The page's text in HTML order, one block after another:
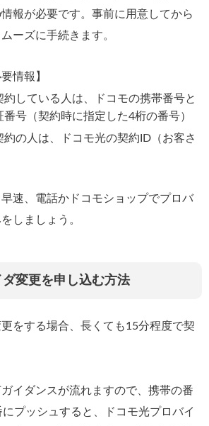
報が必要です。事前に用意してから
ーズに手続きます。
情報】
約している人は、ドコモの携帯番号と
号（契約時に指定した4桁の番号）
約の人は、ドコモ光の契約ID（お客さ
速、電話かドコモショップでプロバ
しましょう。
変更を申し込む方法
をする場合、長くても15分程度で契
イダンスが流れますので、携帯の番
プッシュすると、ドコモ光プロバイ